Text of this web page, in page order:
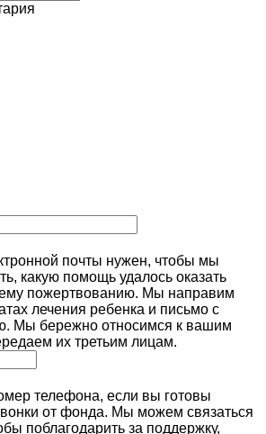
почты нужен, чтобы мы
какую помощь удалось оказать
пожертвованию. Мы направим
лечения ребенка и письмо с
Мы бережно относимся к вашим
их третьим лицам.
телефона, если вы готовы
от фонда. Мы можем связаться
поблагодарить за поддержку,